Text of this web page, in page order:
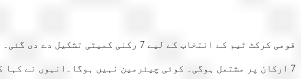
قومی کرکٹ ٹیم کے انتخاب کے لیے 7
7 ارکان پر مشتمل ہوگی۔ کوئی چیئرمین نہیں ہوگا۔انہوں نے